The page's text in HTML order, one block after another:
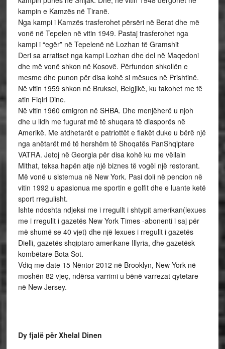
kampin e Kamzës në Tiranë.
Nga kampi i Kamzës trasferohet përsëri në Berat dhe më
vonë në Tepelen në vitin 1949. Pastaj trasferohet nga
kampi i “egër” në Tepelenë në Lozhan të Gramshit
Deri sa arratiset nga kampi Lozhan dhe del në Maqedoni
dhe më vonë shkon në Kosovë. Përfundon shkollën e
mesme dhe punon për disa kohë si mësues në Prishtinë.
Në vitin 1959 shkon në Bruksel, Belgjikë, ku takohet me të
atin Fiqiri Dine.
Në vitin 1960 emigron në SHBA. Dhe menjëherë u njoh
dhe u lidh me fugurat më të shuqara të diasporës në
Amerikë. Me atdhetarët e patriottët e flakët duke u bërë një
nga anëtarët më të hershëm të Shoqatës PanShqiptare
VATRA. Jetoj në Georgia për disa kohë ku me vëllain
Mithat, teksa hapën atje një biznes të vogël një restorant.
Më vonë u sistemua në New York. Pasi doli në pencion në
vitin 1992 u apasionua me sportin e golfit dhe e luante ketë
sport rregulisht.
Ishte ndoshta ndjeksi me i rregullt i shtypit amerikan(lexues
me i rregullt i gazetës New York Times -abonenti i saj për
më shumë se 40 vjet) dhe një lexues i rregullt i gazetës
Dielli, gazetës shqiptaro amerikane Illyria, dhe gazetësk
kombëtare Bota Sot.
Vdiq me date 15 Nëntor 2012 në Brooklyn, New York në
moshën 82 vjeç, ndërsa varrimi u bënë varrezat qytetare
në New Jersey.
Dy fjalë për Xhelal Dinen